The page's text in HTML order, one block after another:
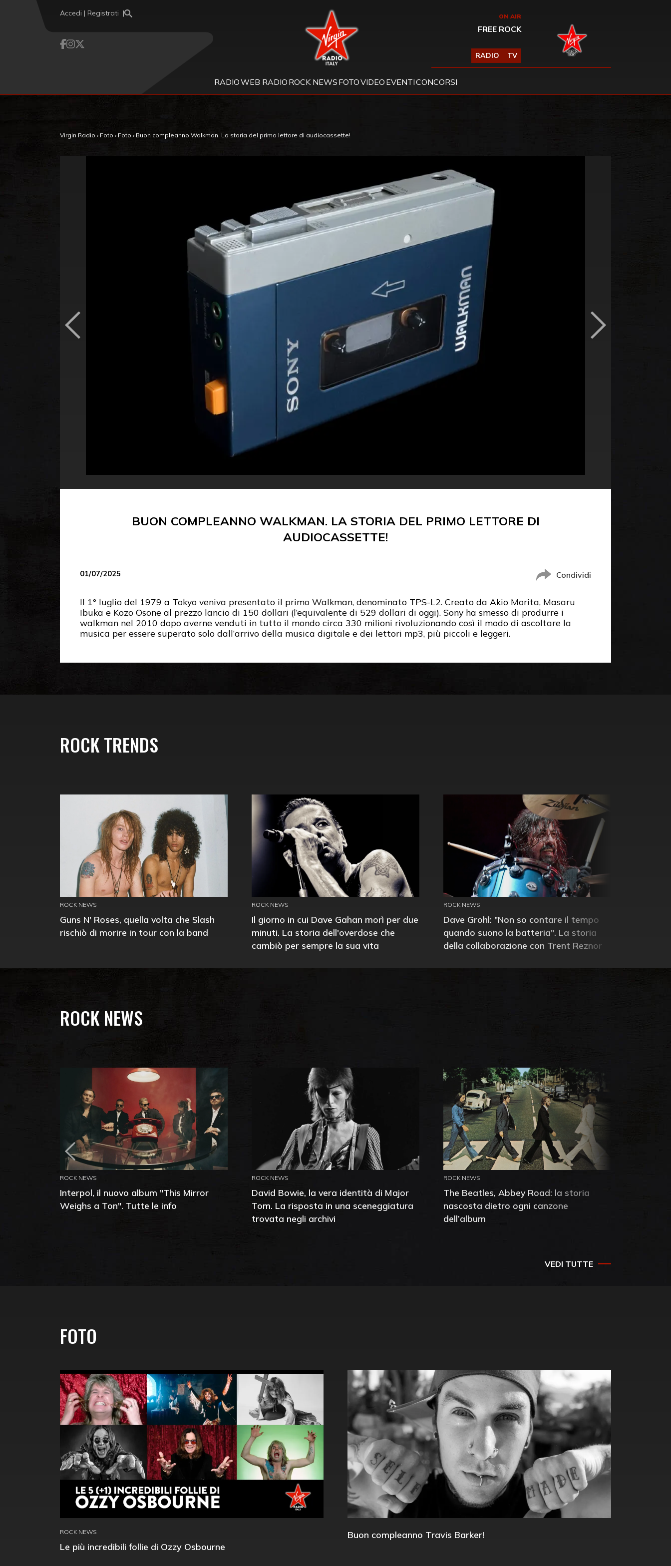
Accedi | Registrati Virgin Radio ON AIR
FREE ROCK
RADIO TV
RADIOWEB RADIO ROCK NEWS FOTOVIDEO EVENTICONCORSI
Virgin Radio › Foto › Foto › Buon compleanno Walkman. La storia del primo lettore di audiocassette!
BUON COMPLEANNO WALKMAN. LA STORIA DEL PRIMO LETTORE DI
AUDIOCASSETTE!
01/07/2025 Condividi
Il 1° luglio del 1979 a Tokyo veniva presentato il primo Walkman, denominato TPS-L2. Creato da Akio Morita, Masaru
Ibuka e Kozo Osone al prezzo lancio di 150 dollari (l’equivalente di 529 dollari di oggi). Sony ha smesso di produrre i
walkman nel 2010 dopo averne venduti in tutto il mondo circa 330 milioni rivoluzionando così il modo di ascoltare la
musica per essere superato solo dall’arrivo della musica digitale e dei lettori mp3, più piccoli e leggeri.
ROCK TRENDS
ROCK NEWS
Guns N' Roses, quella volta che Slash
rischiò di morire in tour con la band
ROCK NEWS
Il giorno in cui Dave Gahan morì per due
minuti. La storia dell'overdose che
cambiò per sempre la sua vita
ROCK NEWS
Dave Grohl: "Non so contare il tempo
quando suono la batteria". La storia
della collaborazione con Trent Reznor
ROCK NEWS
ROCK NEWS
Interpol, il nuovo album "This Mirror
Weighs a Ton". Tutte le info
ROCK NEWS
David Bowie, la vera identità di Major
Tom. La risposta in una sceneggiatura
trovata negli archivi
ROCK NEWS
The Beatles, Abbey Road: la storia
nascosta dietro ogni canzone
dell’album
VEDI TUTTE
FOTO
ROCK NEWS
Le più incredibili follie di Ozzy Osbourne
Buon compleanno Travis Barker!